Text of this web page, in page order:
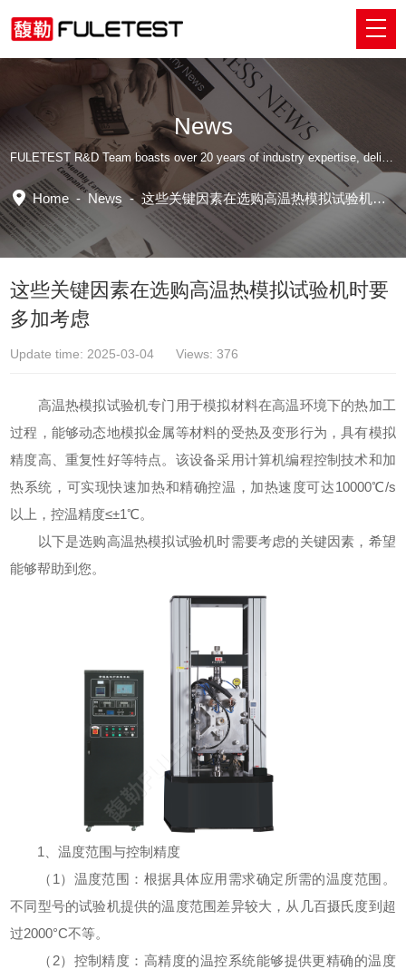
News
FULETEST R&D Team boasts over 20 years of industry expertise, delivering tailored professional solutions.
Home-News -这些关键因素在选购高温热模拟试验机时要多加考虑
这些关键因素在选购高温热模拟试验机时要
多加考虑
Update time: 2025-03-04 Views: 376
高温热模拟试验机专门用于模拟材料在高温环境下的热加工
过程，能够动态地模拟金属等材料的受热及变形行为，具有模拟
精度高、重复性好等特点。该设备采用计算机编程控制技术和加
热系统，可实现快速加热和精确控温，加热速度可达10000℃/s
以上，控温精度≤±1℃。
以下是选购高温热模拟试验机时需要考虑的关键因素，希望
能够帮助到您。
1、温度范围与控制精度
（1）温度范围：根据具体应用需求确定所需的温度范围。
不同型号的试验机提供的温度范围差异较大，从几百摄氏度到超
过2000°C不等。
（2）控制精度：高精度的温控系统能够提供更精确的温度